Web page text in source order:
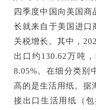
四季度中国向美国
长就来自于美国进口
关税增长。其中，
出口约130.62万吨
8.05%。在细分类别
高的是生活用纸。据
接出口生活用纸（